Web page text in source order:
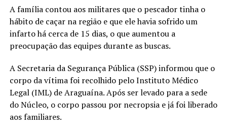
A família contou aos militares que o pescador tinha o
hábito de caçar na região e que ele havia sofrido um
infarto há cerca de 15 dias, o que aumentou a
preocupação das equipes durante as buscas.
A Secretaria da Segurança Pública (SSP) informou que o
corpo da vítima foi recolhido pelo Instituto Médico
Legal (IML) de Araguaína. Após ser levado para a sede
do Núcleo, o corpo passou por necropsia e já foi liberado
aos familiares.